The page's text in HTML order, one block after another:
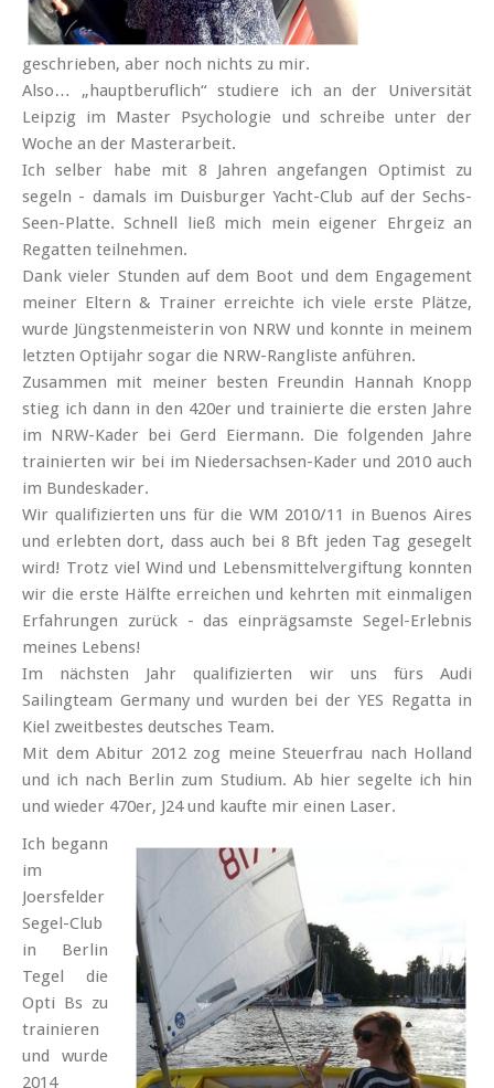
geschrieben, aber noch nichts zu mir.
Also… „haupt­beruflich“ studiere ich an der Universität
Leipzig im Master Psychologie und schreibe unter der
Woche an der Master­arbeit.
Ich selber habe mit 8 Jahren ange­fangen Optimist zu
segeln - damals im Duis­burger Yacht-Club auf der Sechs-
Seen-Platte. Schnell ließ mich mein eigener Ehrgeiz an
Regatten teilnehmen.
Dank vieler Stunden auf dem Boot und dem Engagement
meiner Eltern & Trainer erreichte ich viele erste Plätze,
wurde Jüngsten­meisterin von NRW und konnte in meinem
letzten Opti­jahr sogar die NRW-Rang­liste anführen.
Zusammen mit meiner besten Freundin Hannah Knopp
stieg ich dann in den 420er und trainierte die ersten Jahre
im NRW-Kader bei Gerd Eier­mann. Die folgenden Jahre
trainierten wir bei im Nieder­sachsen-Kader und 2010 auch
im Bundeskader.
Wir qualifizierten uns für die WM 2010/11 in Buenos Aires
und erlebten dort, dass auch bei 8 Bft jeden Tag gesegelt
wird! Trotz viel Wind und Lebens­mittel­vergiftung konnten
wir die erste Hälfte erreichen und kehrten mit ein­maligen
Erfahrungen zurück - das einpräg­samste Segel-Erlebnis
meines Lebens!
Im nächsten Jahr qualifizierten wir uns fürs Audi
Sailingteam Germany und wurden bei der YES Regatta in
Kiel zweitbestes deutsches Team.
Mit dem Abitur 2012 zog meine Steuer­frau nach Holland
und ich nach Berlin zum Studium. Ab hier segelte ich hin
und wieder 470er, J24 und kaufte mir einen Laser.
Ich begann
im
Joersfelder
Segel-Club
in Berlin
Tegel die
Opti Bs zu
trainieren
und wurde
2014